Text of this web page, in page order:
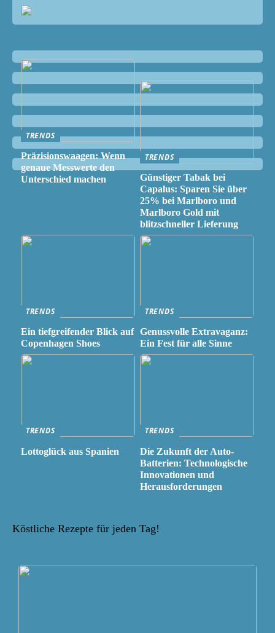
TRENDS
Präzisionswaagen: Wenn
genaue Messwerte den
Unterschied machen
TRENDS
Günstiger Tabak bei
Capalus: Sparen Sie über
25% bei Marlboro und
Marlboro Gold mit
blitzschneller Lieferung
TRENDS
Ein tiefgreifender Blick auf
Copenhagen Shoes
TRENDS
Genussvolle Extravaganz:
Ein Fest für alle Sinne
TRENDS
Lottoglück aus Spanien
TRENDS
Die Zukunft der Auto-
Batterien: Technologische
Innovationen und
Herausforderungen
Köstliche Rezepte für jeden Tag!